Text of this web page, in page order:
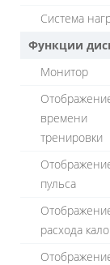
Система
Функции
Монитор
времени
тренировки
пульса
расхода